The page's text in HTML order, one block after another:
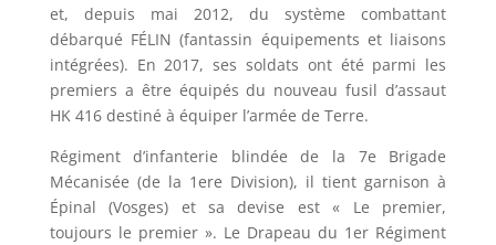
et, depuis mai 2012, du système combattant
débarqué FÉLIN (fantassin équipements et liaisons
intégrées). En 2017, ses soldats ont été parmi les
premiers a être équipés du nouveau fusil d’assaut
HK 416 destiné à équiper l’armée de Terre.
Régiment d’infanterie blindée de la 7e Brigade
Mécanisée (de la 1ere Division), il tient garnison à
Épinal (Vosges) et sa devise est « Le premier,
toujours le premier ». Le Drapeau du 1er Régiment